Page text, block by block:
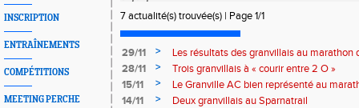
INSCRIPTION
ENTRAÎNEMENTS
COMPÉTITIONS
MEETING PERCHE
7 actualité(s) trouvée(s) | Page 1/1
29/11 >
Les résultats des granvillais au marathon
28/11
>
Trois granvillais à « courir entre 2 O »
15/11
>
Le Granville AC bien représenté au
14/11
>
Deux granvillais au Sparnatrail